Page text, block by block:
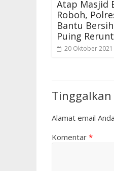
Atap Masjid
Roboh,
Bantu
Puing
20 Oktober 2021
Tinggalkan
Alamat email
Komentar *